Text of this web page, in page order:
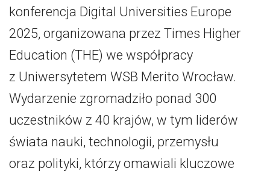
konferencja Digital Universities Europe
2025, organizowana przez Times Higher
Education (THE) we współpracy
z Uniwersytetem WSB Merito Wrocław.
Wydarzenie zgromadziło ponad 300
uczestników z 40 krajów, w tym liderów
świata nauki, technologii, przemysłu
oraz polityki, którzy omawiali kluczowe